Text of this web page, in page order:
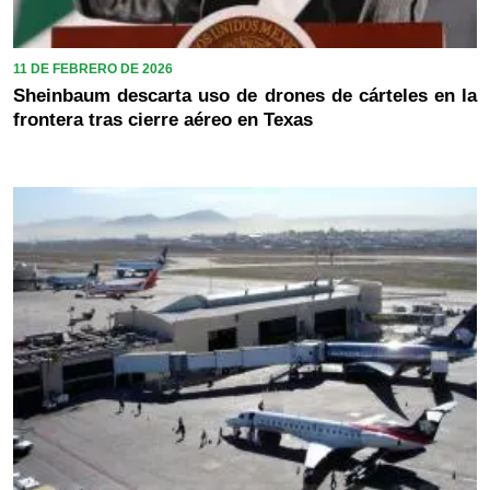
11 DE FEBRERO DE 2026
Sheinbaum descarta uso de drones de cárteles en la
frontera tras cierre aéreo en Texas